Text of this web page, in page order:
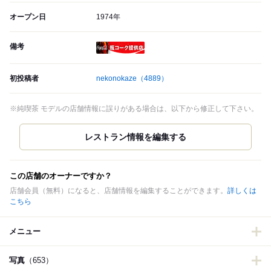
オープン日 1974年
備考
初投稿者 nekonokaze （4889）
※純喫茶 モデルの店舗情報に誤りがある場合は、以下から修正して下さい。
この店舗のオーナーですか？
店舗会員（無料）になると、店舗情報を編集することができます。 詳しくは
こちら
メニュー
写真 （653）